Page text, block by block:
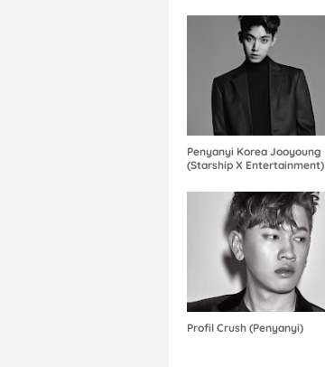
Penyanyi Korea Jooyoung
(Starship X Entertainment)
Profil Crush (Penyanyi)